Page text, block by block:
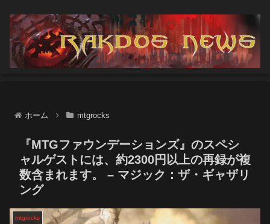
ホーム mtgrocks
『MTGファウンデーションズ』のスペシ
ャルゲストには、約2300円以上の再録が複
数含まれます。 – マジック：ザ・ギャザリ
ング
mtgrocks